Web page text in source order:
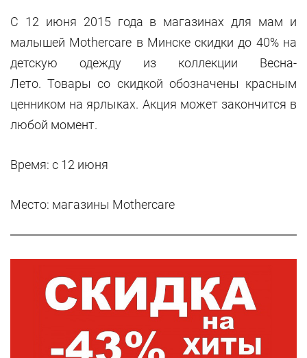
С 12 июня 2015 года в магазинах для мам и
малышей Mothercare в Минске скидки до 40% на
детскую одежду из коллекции Весна-
Лето. Товары со скидкой обозначены красным
ценником на ярлыках. Акция может закончится в
любой момент.
Время: с 12 июня
Место: магазины Mothercare